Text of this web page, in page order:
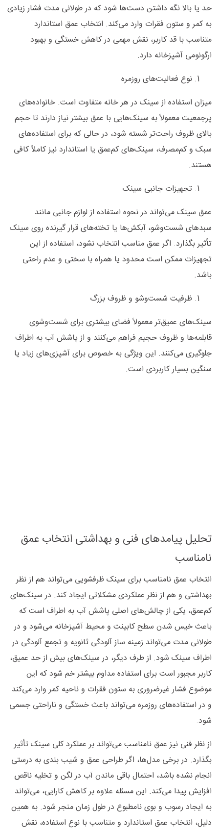
حد یا بالا نگه داشتن دست‌ها شود که در طولانی‌ مدت فشار زیادی
به کمر و ستون فقرات وارد می‌کند. انتخاب عمق استاندارد
متناسب با قد کاربر، نقش مهمی در کاهش خستگی و بهبود
ارگونومی آشپزخانه دارد.
نوع فعالیت‌های روزمره
میزان استفاده از سینک در هر خانه متفاوت است. خانواده‌های
پرجمعیت معمولاً به سینک‌هایی با عمق بیشتر نیاز دارند تا حجم
بالای ظروف راحت‌تر شسته شود، در حالی که برای استفاده‌های
سبک و کم‌مصرف، سینک‌های کم‌عمق یا استاندارد نیز کاملاً کافی
هستند.
تجهیزات جانبی سینک
عمق سینک می‌تواند در نحوه استفاده از لوازم جانبی مانند
سبدهای شست‌وشو، آبکش‌ها یا تخته‌های قرار گیرنده روی سینک
تأثیر بگذارد. اگر عمق مناسب انتخاب نشود، استفاده از این
تجهیزات ممکن است محدود یا همراه با سختی و عدم راحتی
باشد.
ظرفیت شست‌وشو و ظروف بزرگ
سینک‌های عمیق‌تر معمولاً فضای بیشتری برای شست‌وشوی
قابلمه‌ها و ظروف حجیم فراهم می‌کنند و از پاشش آب به اطراف
جلوگیری می‌کنند. این ویژگی به‌ خصوص برای آشپزی‌های زیاد یا
سنگین بسیار کاربردی است.
تحلیل پیامدهای فنی و بهداشتی انتخاب عمق
نامناسب
انتخاب عمق نامناسب برای سینک ظرفشویی می‌تواند هم از نظر
بهداشتی و هم از نظر عملکردی مشکلاتی ایجاد کند. در سینک‌های
کم‌عمق، یکی از چالش‌های اصلی پاشش آب به اطراف است که
باعث خیس شدن سطح کابینت و محیط آشپزخانه می‌شود و در
طولانی‌ مدت می‌تواند زمینه‌ ساز آلودگی ثانویه و تجمع آلودگی در
اطراف سینک شود. از طرف دیگر، در سینک‌های بیش‌ از حد عمیق،
کاربر مجبور است برای استفاده مداوم بیشتر خم شود که این
موضوع فشار غیرضروری به ستون فقرات و ناحیه کمر وارد می‌کند
و در استفاده‌های روزمره می‌تواند باعث خستگی و ناراحتی جسمی
شود.
از نظر فنی نیز عمق نامناسب می‌تواند بر عملکرد کلی سینک تأثیر
بگذارد. در برخی مدل‌ها، اگر طراحی عمق و شیب‌ بندی به‌ درستی
انجام نشده باشد، احتمال باقی ماندن آب در لگن و تخلیه ناقص
افزایش پیدا می‌کند. این مسئله علاوه بر کاهش کارایی، می‌تواند
به ایجاد رسوب و بوی نامطبوع در طول زمان منجر شود. به همین
دلیل، انتخاب عمق استاندارد و متناسب با نوع استفاده، نقش